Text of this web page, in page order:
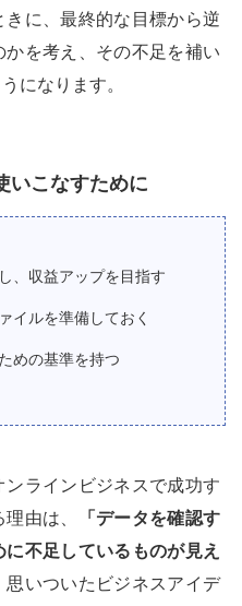
に、最終的な目標から逆
を考え、その不足を補い
になります。
いこなすために
、収益アップを目指す
イルを準備しておく
めの基準を持つ
ンラインビジネスで成功す
由は、
「データを確認す
不足しているものが見え
思いついたビジネスアイデ